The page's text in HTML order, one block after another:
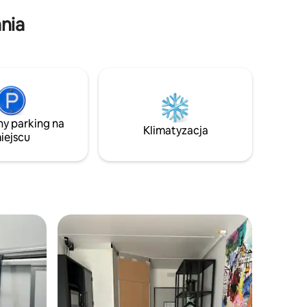
parking na
Klimatyzacja